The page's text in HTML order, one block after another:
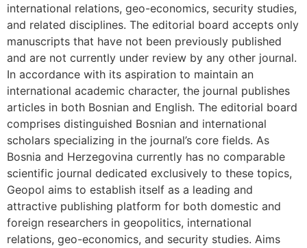
international relations, geo-economics, security studies,
and related disciplines. The editorial board accepts only
manuscripts that have not been previously published
and are not currently under review by any other journal.
In accordance with its aspiration to maintain an
international academic character, the journal publishes
articles in both Bosnian and English. The editorial board
comprises distinguished Bosnian and international
scholars specializing in the journal’s core fields. As
Bosnia and Herzegovina currently has no comparable
scientific journal dedicated exclusively to these topics,
Geopol aims to establish itself as a leading and
attractive publishing platform for both domestic and
foreign researchers in geopolitics, international
relations, geo-economics, and security studies. Aims